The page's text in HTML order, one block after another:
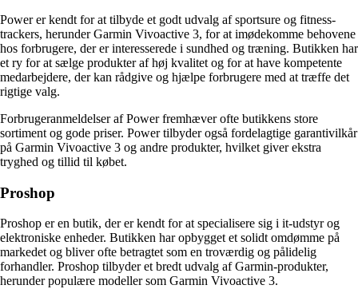
Power er kendt for at tilbyde et godt udvalg af sportsure og fitness-
trackers, herunder Garmin Vivoactive 3, for at imødekomme behovene
hos forbrugere, der er interesserede i sundhed og træning. Butikken har
et ry for at sælge produkter af høj kvalitet og for at have kompetente
medarbejdere, der kan rådgive og hjælpe forbrugere med at træffe det
rigtige valg.
Forbrugeranmeldelser af Power fremhæver ofte butikkens store
sortiment og gode priser. Power tilbyder også fordelagtige garantivilkår
på Garmin Vivoactive 3 og andre produkter, hvilket giver ekstra
tryghed og tillid til købet.
Proshop
Proshop er en butik, der er kendt for at specialisere sig i it-udstyr og
elektroniske enheder. Butikken har opbygget et solidt omdømme på
markedet og bliver ofte betragtet som en troværdig og pålidelig
forhandler. Proshop tilbyder et bredt udvalg af Garmin-produkter,
herunder populære modeller som Garmin Vivoactive 3.